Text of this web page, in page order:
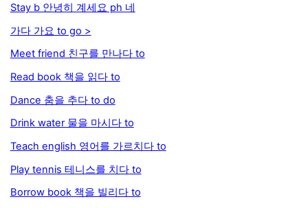
Stay b 안녕히 계세요 ph 네
가다 가요 to go >
Meet friend 친구를 만나다 to
Read book 책을 읽다 to
Dance 춤을 추다 to do
Drink water 물을 마시다 to
Teach english 영어를 가르치다 to
Play tennis 테니스를 치다 to
Borrow book 책을 빌리다 to